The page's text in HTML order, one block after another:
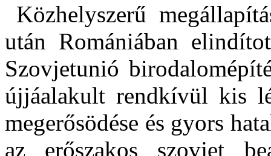
Közhelyszerű
után Romániában
Szovjetunió
újjáalakult rendkívül kis
megerősödése és gyors
az erőszakos szovjet